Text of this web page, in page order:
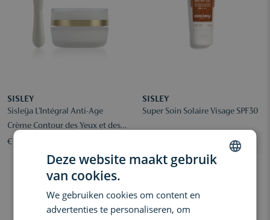
SISLEY
Sisleÿa L'Intégral Anti-Age
Crème Contour des Yeux et des
Lèvres
€ 195,90
SISLEY
Super Soin Solaire Visage SPF30
Deze website maakt gebruik
van cookies.
We gebruiken cookies om content en
advertenties te personaliseren, om